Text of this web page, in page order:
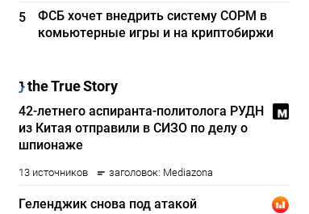
5
ФСБ хочет внедрить систему СОРМ в
комьютерные игры и на криптобиржи